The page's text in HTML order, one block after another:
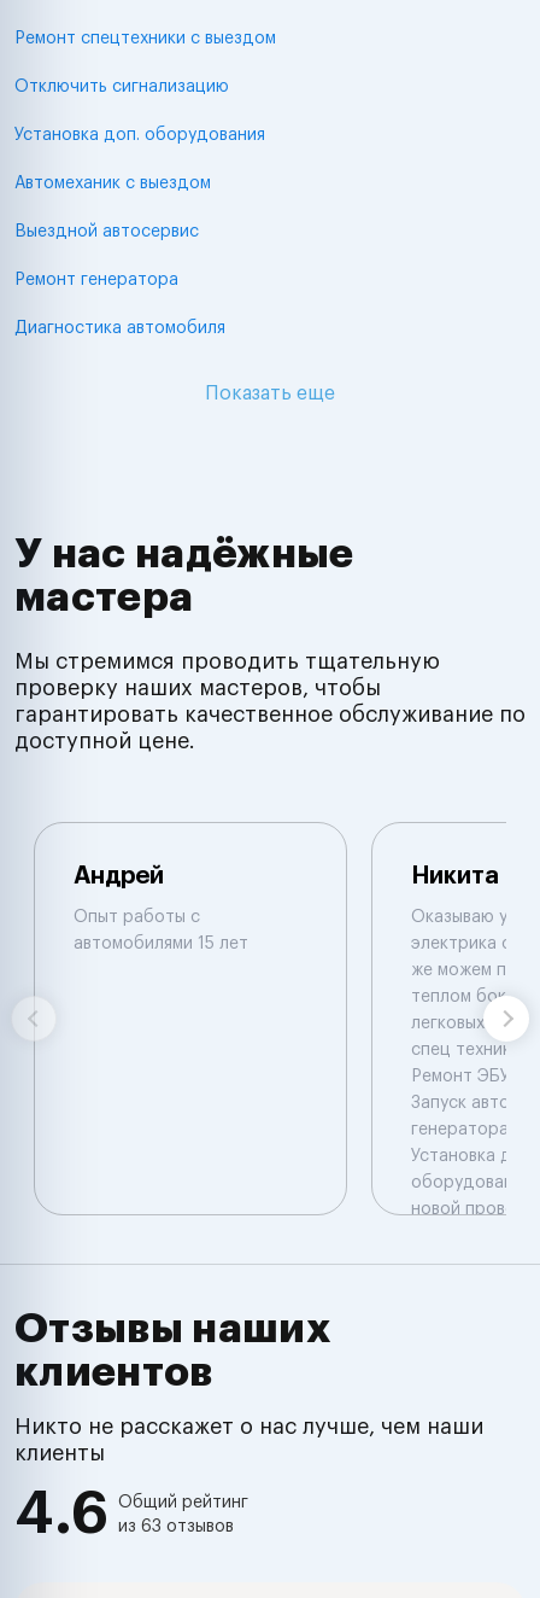
Ремонт спецтехники с выездом
Отключить сигнализацию
Установка доп. оборудования
Автомеханик с выездом
Выездной автосервис
Ремонт генератора
Диагностика автомобиля
Показать еще
У нас надёжные
мастера
Мы стремимся проводить тщательную
проверку наших мастеров, чтобы
гарантировать качественное обслуживание по
доступной цене.
Андрей
Опыт работы с
автомобилями 15 лет
Никита
Оказываю
электрика с
же можем
теплом боксе .
легковых и
спец техники .
Ремонт ЭБУ(
Запуск авто
генератора ,
Установка доп
оборудования
новой
сигнализации
Отзывы наших
клиентов
Никто не расскажет о нас лучше, чем наши
клиенты
4.6
Общий рейтинг
из 63 отзывов